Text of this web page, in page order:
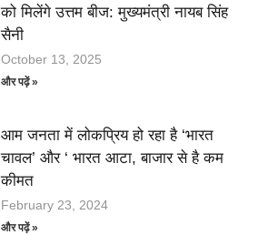
को मिलेंगे उत्तम बीज: मुख्यमंत्री नायब सिंह
सैनी
October 13, 2025
और पढ़ें »
आम जनता में लोकप्रिय हो रहा है ‘भारत
चावल’ और ‘ भारत आटा, बाजार से है कम
कीमत
February 23, 2024
और पढ़ें »